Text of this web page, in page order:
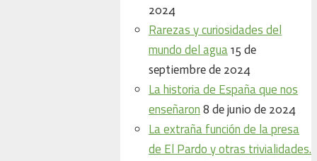
2024
Rarezas y curiosidades del
mundo del agua 15 de
septiembre de 2024
La historia de España que nos
enseñaron 8 de junio de 2024
La extraña función de la presa
de El Pardo y otras trivialidades.